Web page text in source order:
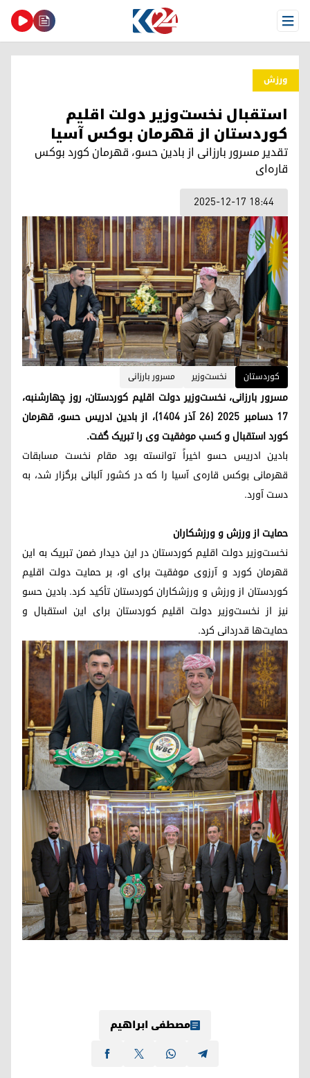
Open Menu
ورزش
استقبال نخست‌وزیر دولت اقلیم
کوردستان از قهرمان بوکس آسیا
تقدیر مسرور بارزانی از بادین حسو، قهرمان کورد بوکس
قاره‌ای
2025-12-17 18:44
کوردستان نخست‌وزیر مسرور بارزانی
مسرور بارزانی، نخست‌وزیر دولت اقلیم کوردستان، روز چهارشنبه،
۱۷ دسامبر ۲۰۲۵ (۲۶ آذر ۱۴۰۴)، از بادین ادریس حسو، قهرمان
کورد استقبال و کسب موفقیت وی را تبریک گفت.
بادین ادریس حسو اخیراً توانسته بود مقام نخست مسابقات
قهرمانی بوکس قاره‌ی آسیا را که در کشور آلبانی برگزار شد، به
دست آورد.
حمایت از ورزش و ورزشکاران
نخست‌وزیر دولت اقلیم کوردستان در این دیدار ضمن تبریک به این
قهرمان کورد و آرزوی موفقیت برای او، بر حمایت دولت اقلیم
کوردستان از ورزش و ورزشکاران کوردستان تأکید کرد. بادین حسو
نیز از نخست‌وزیر دولت اقلیم کوردستان برای این استقبال و
حمایت‌ها قدردانی کرد.
مصطفی ابراهیم